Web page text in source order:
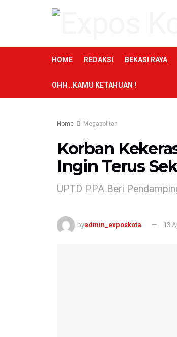
HOME REDAKSI BEKASI RAYA
OHH ..KAMU KETAHUAN !
Home Megapolitan
Korban
Ingin Terus
UPTD PPA Beri
byadmin_exposkota 13